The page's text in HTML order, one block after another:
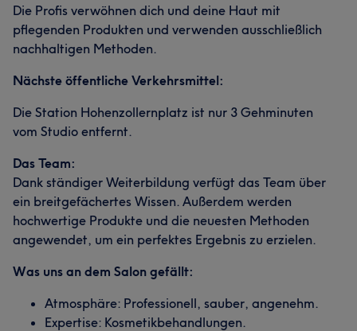
Die Profis verwöhnen dich und deine Haut mit
pflegenden Produkten und verwenden ausschließlich
nachhaltigen Methoden.
Nächste öffentliche Verkehrsmittel:
Die Station Hohenzollernplatz ist nur 3 Gehminuten
vom Studio entfernt.
Das Team:
Dank ständiger Weiterbildung verfügt das Team über
ein breitgefächertes Wissen. Außerdem werden
hochwertige Produkte und die neuesten Methoden
angewendet, um ein perfektes Ergebnis zu erzielen.
Was uns an dem Salon gefällt:
Atmosphäre: Professionell, sauber, angenehm.
Expertise: Kosmetikbehandlungen.